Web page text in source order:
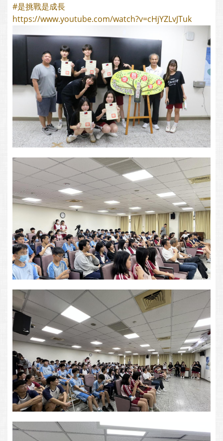
#是挑戰是成長
https://www.youtube.com/watch?v=cHjYZLvJTuk